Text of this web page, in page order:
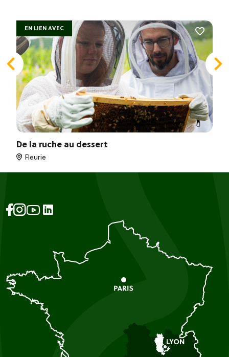
De la ruche au dessert
Fleurie
EN LIEN AVEC